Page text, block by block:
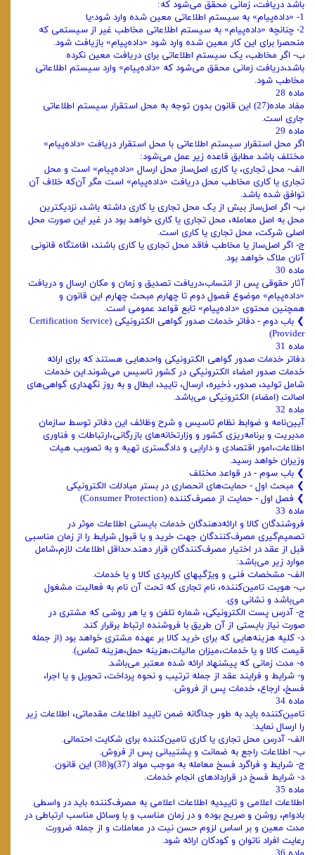
باشد دریافت، زمانی محقق می‌شود که:
1- «داده‌پیام» به سیستم اطلاعاتی معین شده وارد شود؛یا
2- چنانچه «داده‌پیام» به سیستم اطلاعاتی مخاطب غیر از سیستمی که
منحصرا برای این کار معین شده وارد شود «داده‌پیام» بازیافت شود.
ب‌- اگر مخاطب، یک سیستم اطلاعاتی برای دریافت معین نکرده
باشد،دریافت زمانی محقق می‌شود که «داده‌پیام» وارد سیستم اطلاعاتی
مخاطب شود.
ماده 28
مفاد ماده(27) این قانون بدون توجه به محل استقرار سیستم اطلاعاتی
جاری است.
ماده 29
اگر محل استقرار سیستم اطلاعاتی با محل استقرار دریافت «داده‌پیام»
مختلف باشد مطابق قاعده زیر عمل می‌شود:
الف‌- محل تجاری، یا کاری اصل‌ساز محل ارسال «داده‌پیام» است و محل
تجاری یا کاری مخاطب محل دریافت «داده‌پیام» است مگر آن‌که خلاف آن
توافق شده باشد.
ب‌- اگر اصل‌ساز بیش از یک محل تجاری یا کاری داشته باشد، نزدیکترین
محل به اصل معامله، محل تجاری یا کاری خواهد بود در غیر این صورت محل
اصلی شرکت، محل تجاری یا کاری است.
ج‌- اگر اصل‌ساز یا مخاطب فاقد محل تجاری یا کاری باشند، اقامتگاه قانونی
آنان ملاک خواهد بود.
ماده 30
آثار حقوقی پس از انتساب،دریافت تصدیق و زمان و مکان ارسال و دریافت
«داده‌پیام» موضوع فصول دوم تا چهارم مبحث چهارم این قانون و
همچنین محتوی «داده‌پیام» تابع قواعد عمومی است.
❯ ‌باب دوم - دفاتر خدمات صدور گواهی الکترونیکی (Certification Service
Provider)
ماده 31
دفاتر خدمات صدور گواهی الکترونیکی واحدهایی هستند که برای ارائه
خدمات صدور امضاء الکترونیکی در کشور تاسیس می‌شوند.این خدمات
شامل تولید، صدور، ذخیره، ارسال، تایید، ابطال و به روز نگهداری گواهی‌های
اصالت (امضاء) الکترونیکی می‌باشد.
ماده 32
آیین‌نامه و ضوابط نظام تاسیس و شرح وظائف این دفاتر توسط سازمان
مدیریت و برنامه‌ریزی کشور و وزارتخانه‌های بازرگانی،ارتباطات و فناوری
اطلاعات،امور اقتصادی و دارایی و دادگستری تهیه و به تصویب هیات
وزیران خواهد رسید.
❯ ‌باب سوم - در قواعد مختلف
❯ ‌مبحث اول - حمایت‌های انحصاری در بستر مبادلات الکترونیکی
❯ فصل اول - حمایت از مصرف‌کننده (Consumer Protection)
ماده 33
فروشندگان کالا و ارائه‌دهندگان خدمات بایستی اطلاعات موثر در
تصمیم‌گیری مصرف‌کنندگان جهت خرید و یا قبول شرایط را از زمان مناسبی
قبل از عقد در اختیار مصرف‌کنندگان قرار دهند.حداقل اطلاعات لازم،شامل
موارد زیر می‌باشد:
الف‌- مشخصات فنی و ویژگیهای کاربردی کالا و یا خدمات.
ب‌- هویت تامین‌کننده، نام تجاری که تحت آن نام به فعالیت مشغول
می‌باشد و نشانی وی.
ج‌- آدرس پست الکترونیکی، شماره تلفن و یا هر روشی که مشتری در
صورت نیاز بایستی از آن طریق با فروشنده ارتباط برقرار کند.
د- کلیه هزینه‌هایی که برای خرید کالا بر عهده مشتری خواهد بود (از جمله
قیمت کالا و یا خدمات،میزان مالیات،هزینه حمل،هزینه تماس).
ه- مدت زمانی که پیشنهاد ارائه شده معتبر می‌باشد.
و- شرایط و فرایند عقد از جمله ترتیب و نحوه پرداخت، تحویل و یا اجرا،
فسخ، ارجاع، خدمات پس از فروش.
ماده 34
تامین‌کننده باید به طور جداگانه ضمن تایید اطلاعات مقدماتی، اطلاعات زیر
را ارسال نماید:
الف‌- آدرس محل تجاری یا کاری تامین‌کننده برای شکایت احتمالی.
ب‌- اطلاعات راجع به ضمانت و پشتیبانی پس از فروش.
ج‌- شرایط و فراگرد فسخ معامله به موجب مواد (37)و(38) این قانون.
د- شرایط فسخ در قراردادهای انجام خدمات.
ماده 35
اطلاعات اعلامی و تاییدیه اطلاعات اعلامی به مصرف‌کننده باید در واسطی
بادوام، روشن و صریح بوده و در زمان مناسب و با وسائل مناسب ارتباطی در
مدت معین و بر اساس لزوم حسن نیت در معاملات و از جمله ضرورت
رعایت افراد ناتوان و کودکان ارائه شود.